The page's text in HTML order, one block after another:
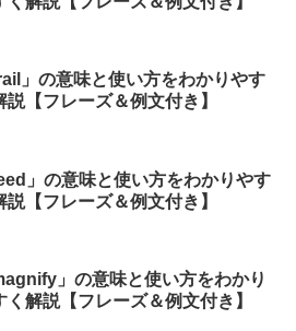
」の意味と使い方をわかりやす
説【フレーズ＆例文付き】
」の意味と使い方をわかりやす
説【フレーズ＆例文付き】
」の意味と使い方をわかり
く解説【フレーズ＆例文付き】